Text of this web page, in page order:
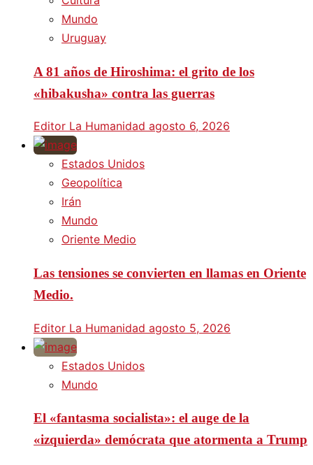
Mundo
Uruguay
A 81 años de Hiroshima: el grito de los
«hibakusha» contra las guerras
Editor La Humanidad agosto 6, 2026
Estados Unidos
Geopolítica
Irán
Mundo
Oriente Medio
Las tensiones se convierten en llamas en Oriente
Medio.
Editor La Humanidad agosto 5, 2026
Estados Unidos
Mundo
El «fantasma socialista»: el auge de la
«izquierda» demócrata que atormenta a Trump